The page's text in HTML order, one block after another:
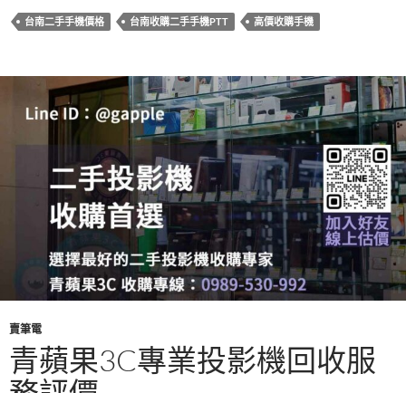
b
o
o
k
er es
t
bl
r
s
A
p
p
C
at
台南二手手機價格 台南收購二手手機PTT 高價收購手機
賣筆電
青蘋果3C專業投影機回收服